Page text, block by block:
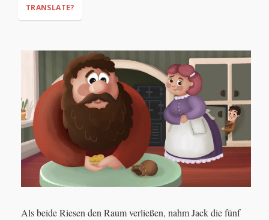
TRANSLATE?
"Five gold
coins!"
"If I had that money, I could fix our
house!"
Als beide Riesen den Raum verließen, nahm Jack die fünf